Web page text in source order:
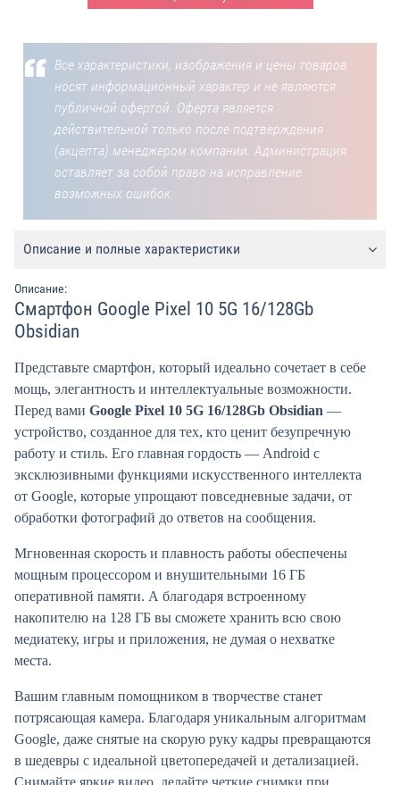
Все характеристики, изображения и цены товаров
носят информационный характер и не являются
публичной офертой. Оферта является
действительной только после подтверждения
(акцепта) менеджером компании. Администрация
оставляет за собой право на исправление
возможных ошибок.
Описание и полные характеристики
Описание:
Смартфон Google Pixel 10 5G 16/128Gb
Obsidian
Представьте смартфон, который идеально сочетает в себе
мощь, элегантность и интеллектуальные возможности.
Перед вами Google Pixel 10 5G 16/128Gb Obsidian —
устройство, созданное для тех, кто ценит безупречную
работу и стиль. Его главная гордость — Android с
эксклюзивными функциями искусственного интеллекта
от Google, которые упрощают повседневные задачи, от
обработки фотографий до ответов на сообщения.
Мгновенная скорость и плавность работы обеспечены
мощным процессором и внушительными 16 ГБ
оперативной памяти. А благодаря встроенному
накопителю на 128 ГБ вы сможете хранить всю свою
медиатеку, игры и приложения, не думая о нехватке
места.
Вашим главным помощником в творчестве станет
потрясающая камера. Благодаря уникальным алгоритмам
Google, даже снятые на скорую руку кадры превращаются
в шедевры с идеальной цветопередачей и детализацией.
Снимайте яркие видео, делайте четкие снимки при